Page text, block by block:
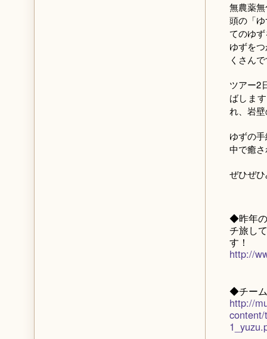
無農薬
頭の「
てのゆ
ゆずを
くさん
ツアー2
ばしま
れ、岩
ゆずの
中で癒
ぜひぜ
◆昨年
チ旅し
す！
http://
◆チー
http://